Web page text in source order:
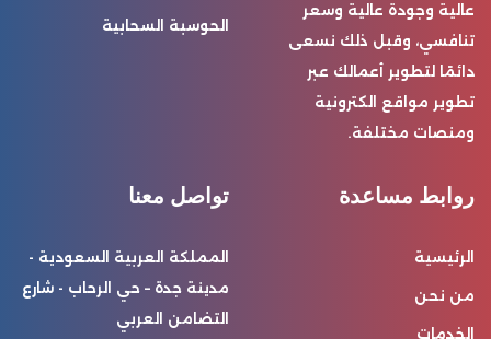
عالية وجودة عالية وسعر
تنافسي، وقبل ذلك نسعى
دائمًا لتطوير أعمالك عبر
تطوير مواقع الكترونية
ومنصات مختلفة.
الحوسبة السحابية
روابط مساعدة
الرئيسية
من نحن
الخدمات
تواصل معنا
المملكة العربية السعودية -
مدينة جدة – حي الرحاب - شارع
التضامن العربي